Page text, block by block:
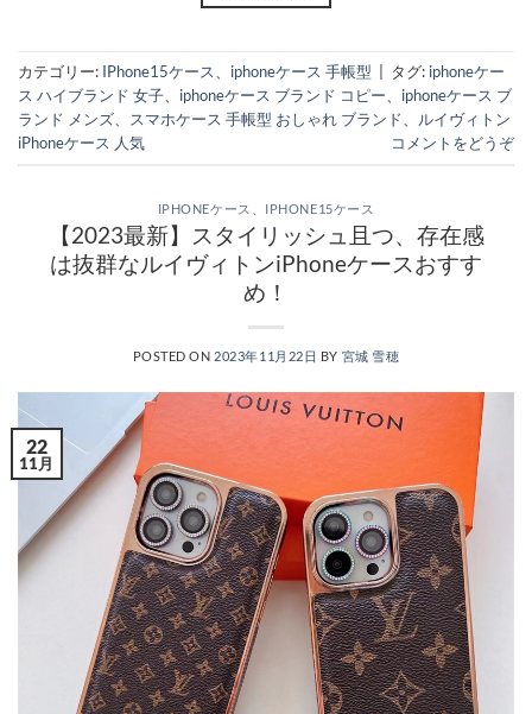
カテゴリー: IPhone15ケース iphoneケース 手帳型 タグ: iphoneケー
ス ハイブランド 女子
iphoneケース ブランド コピー
iphoneケース ブ
ランド メンズ
スマホケース 手帳型 おしゃれ ブランド
ルイヴィトン
iPhoneケース 人気
コメントをどうぞ
IPHONEケース IPHONE15ケース
【2023最新】スタイリッシュ且つ、存在感
は抜群なルイヴィトンiPhoneケースおすす
め！
POSTED ON 2023年11月22日 BY 宮城 雪穂
22
11月